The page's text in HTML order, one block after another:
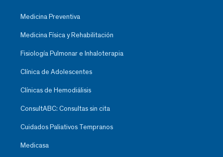
Medicina Preventiva
Medicina Física y Rehabilitación
Fisiología Pulmonar e Inhaloterapia
Clínica de Adolescentes
Clínicas de Hemodiálisis
ConsultABC: Consultas sin cita
Cuidados Paliativos Tempranos
Medicasa